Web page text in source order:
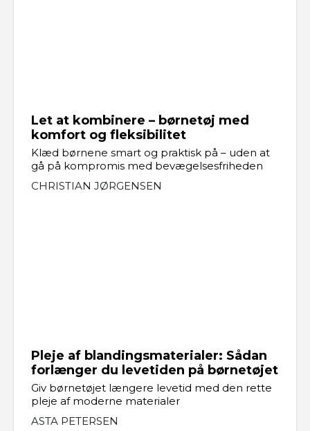
Let at kombinere – børnetøj med
komfort og fleksibilitet
Klæd børnene smart og praktisk på – uden at
gå på kompromis med bevægelsesfriheden
CHRISTIAN JØRGENSEN
Pleje af blandingsmaterialer: Sådan
forlænger du levetiden på børnetøjet
Giv børnetøjet længere levetid med den rette
pleje af moderne materialer
ASTA PETERSEN